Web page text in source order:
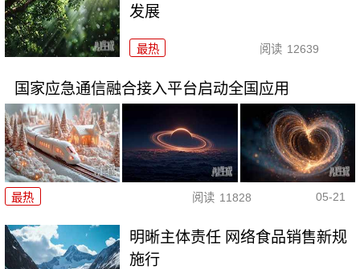
发展
最热 阅读 12639
国家应急通信融合接入平台启动全国应用
最热 阅读 11828 05-21
明晰主体责任 网络食品销售新规
施行